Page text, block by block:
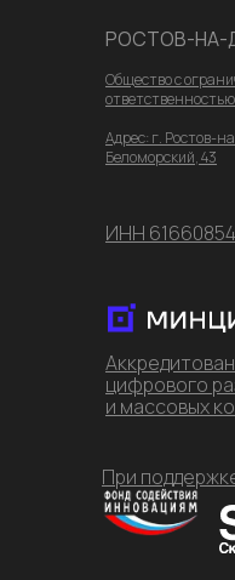
РОСТОВ-НА-
ИНН
Общество с
Адрес: г. Ростов-
Беломорский, 43
цифрового
и массовых
При